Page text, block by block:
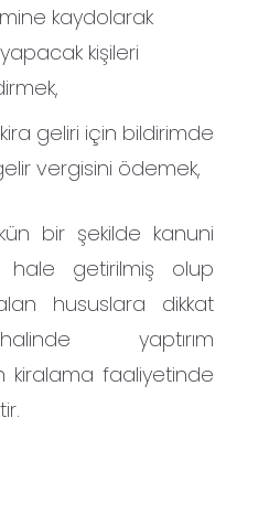
kaydolarak
kişileri
geliri için bildirimde
vergisini ödemek,
bir şekilde kanuni
hale getirilmiş olup
hususlara dikkat
yaptırım
kiralama faaliyetinde